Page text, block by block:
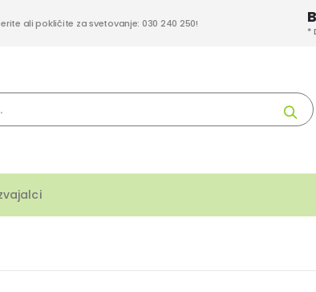
*
ali pokličite za svetovanje: 030 240 250!